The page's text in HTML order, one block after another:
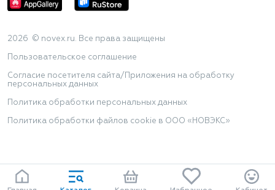
2026 © novex.ru. Все права защищены
Пользовательское соглашение
Согласие посетителя сайта/Приложения на обработку
персональных данных
Политика обработки персональных данных
Политика обработки файлов cookie в ООО «НОВЭКС»